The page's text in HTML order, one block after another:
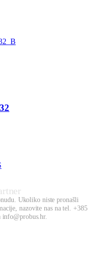
Ukoliko niste pronašli
nazovite nas na tel. +385